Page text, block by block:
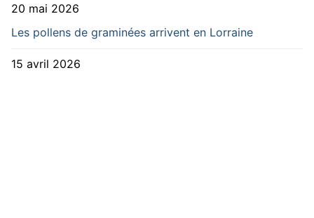
20 mai 2026
Les pollens de graminées arrivent en Lorraine
15 avril 2026